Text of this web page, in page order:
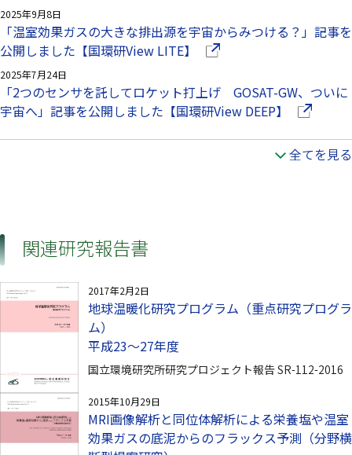
2025年9月8日
「温室効果ガスの大きな排出源を宇宙からみつける？」記事を
公開しました【国環研View LITE】
（別ウインドウで開きます
2025年7月24日
「2つのセンサを託してロケット打上げ GOSAT-GW、ついに
宇宙へ」記事を公開しました【国環研View DEEP】
（別ウイ
全てを見る
関連研究報告書
2017年2月2日
地球温暖化研究プログラム（重点研究プログラ
ム）
平成23～27年度
国立環境研究所研究プロジェクト報告 SR-112-2016
2015年10月29日
MRI画像解析と同位体解析による栄養塩や温室
効果ガスの底泥からのフラックス予測（分野横